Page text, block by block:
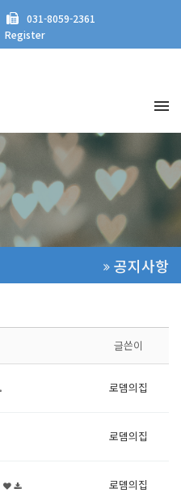
031-8059-2361
Register
공지사항
글쓴이
로뎀의집
로뎀의집
로뎀의집